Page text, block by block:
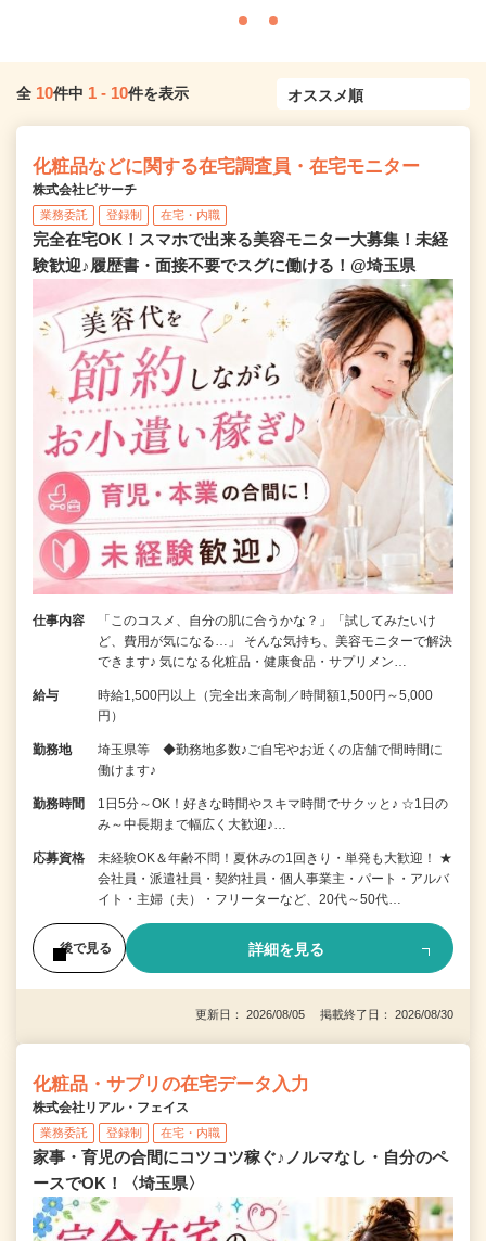
全 10件中 1 - 10件を表示
化粧品などに関する在宅調査員・在宅モニター
株式会社ビサーチ
業務委託 登録制 在宅・内職
完全在宅OK！スマホで出来る美容モニター大募集！未経
験歓迎♪履歴書・面接不要でスグに働ける！@埼玉県
仕事内容
「このコスメ、自分の肌に合うかな？」「試してみたいけ
ど、費用が気になる…」 そんな気持ち、美容モニターで解決
できます♪ 気になる化粧品・健康食品・サプリメン…
給与
時給1,500円以上（完全出来高制／時間額1,500円～5,000
円）
勤務地
埼玉県等 ◆勤務地多数♪ご自宅やお近くの店舗で間時間に
働けます♪
勤務時間
1日5分～OK！好きな時間やスキマ時間でサクッと♪ ☆1日の
み～中長期まで幅広く大歓迎♪…
応募資格
未経験OK＆年齢不問！夏休みの1回きり・単発も大歓迎！ ★
会社員・派遣社員・契約社員・個人事業主・パート・アルバ
イト・主婦（夫）・フリーターなど、20代～50代…
後で見る 詳細を見る
更新日： 2026/08/05 掲載終了日： 2026/08/30
化粧品・サプリの在宅データ入力
株式会社リアル・フェイス
業務委託 登録制 在宅・内職
家事・育児の合間にコツコツ稼ぐ♪ノルマなし・自分のペ
ースでOK！〈埼玉県〉